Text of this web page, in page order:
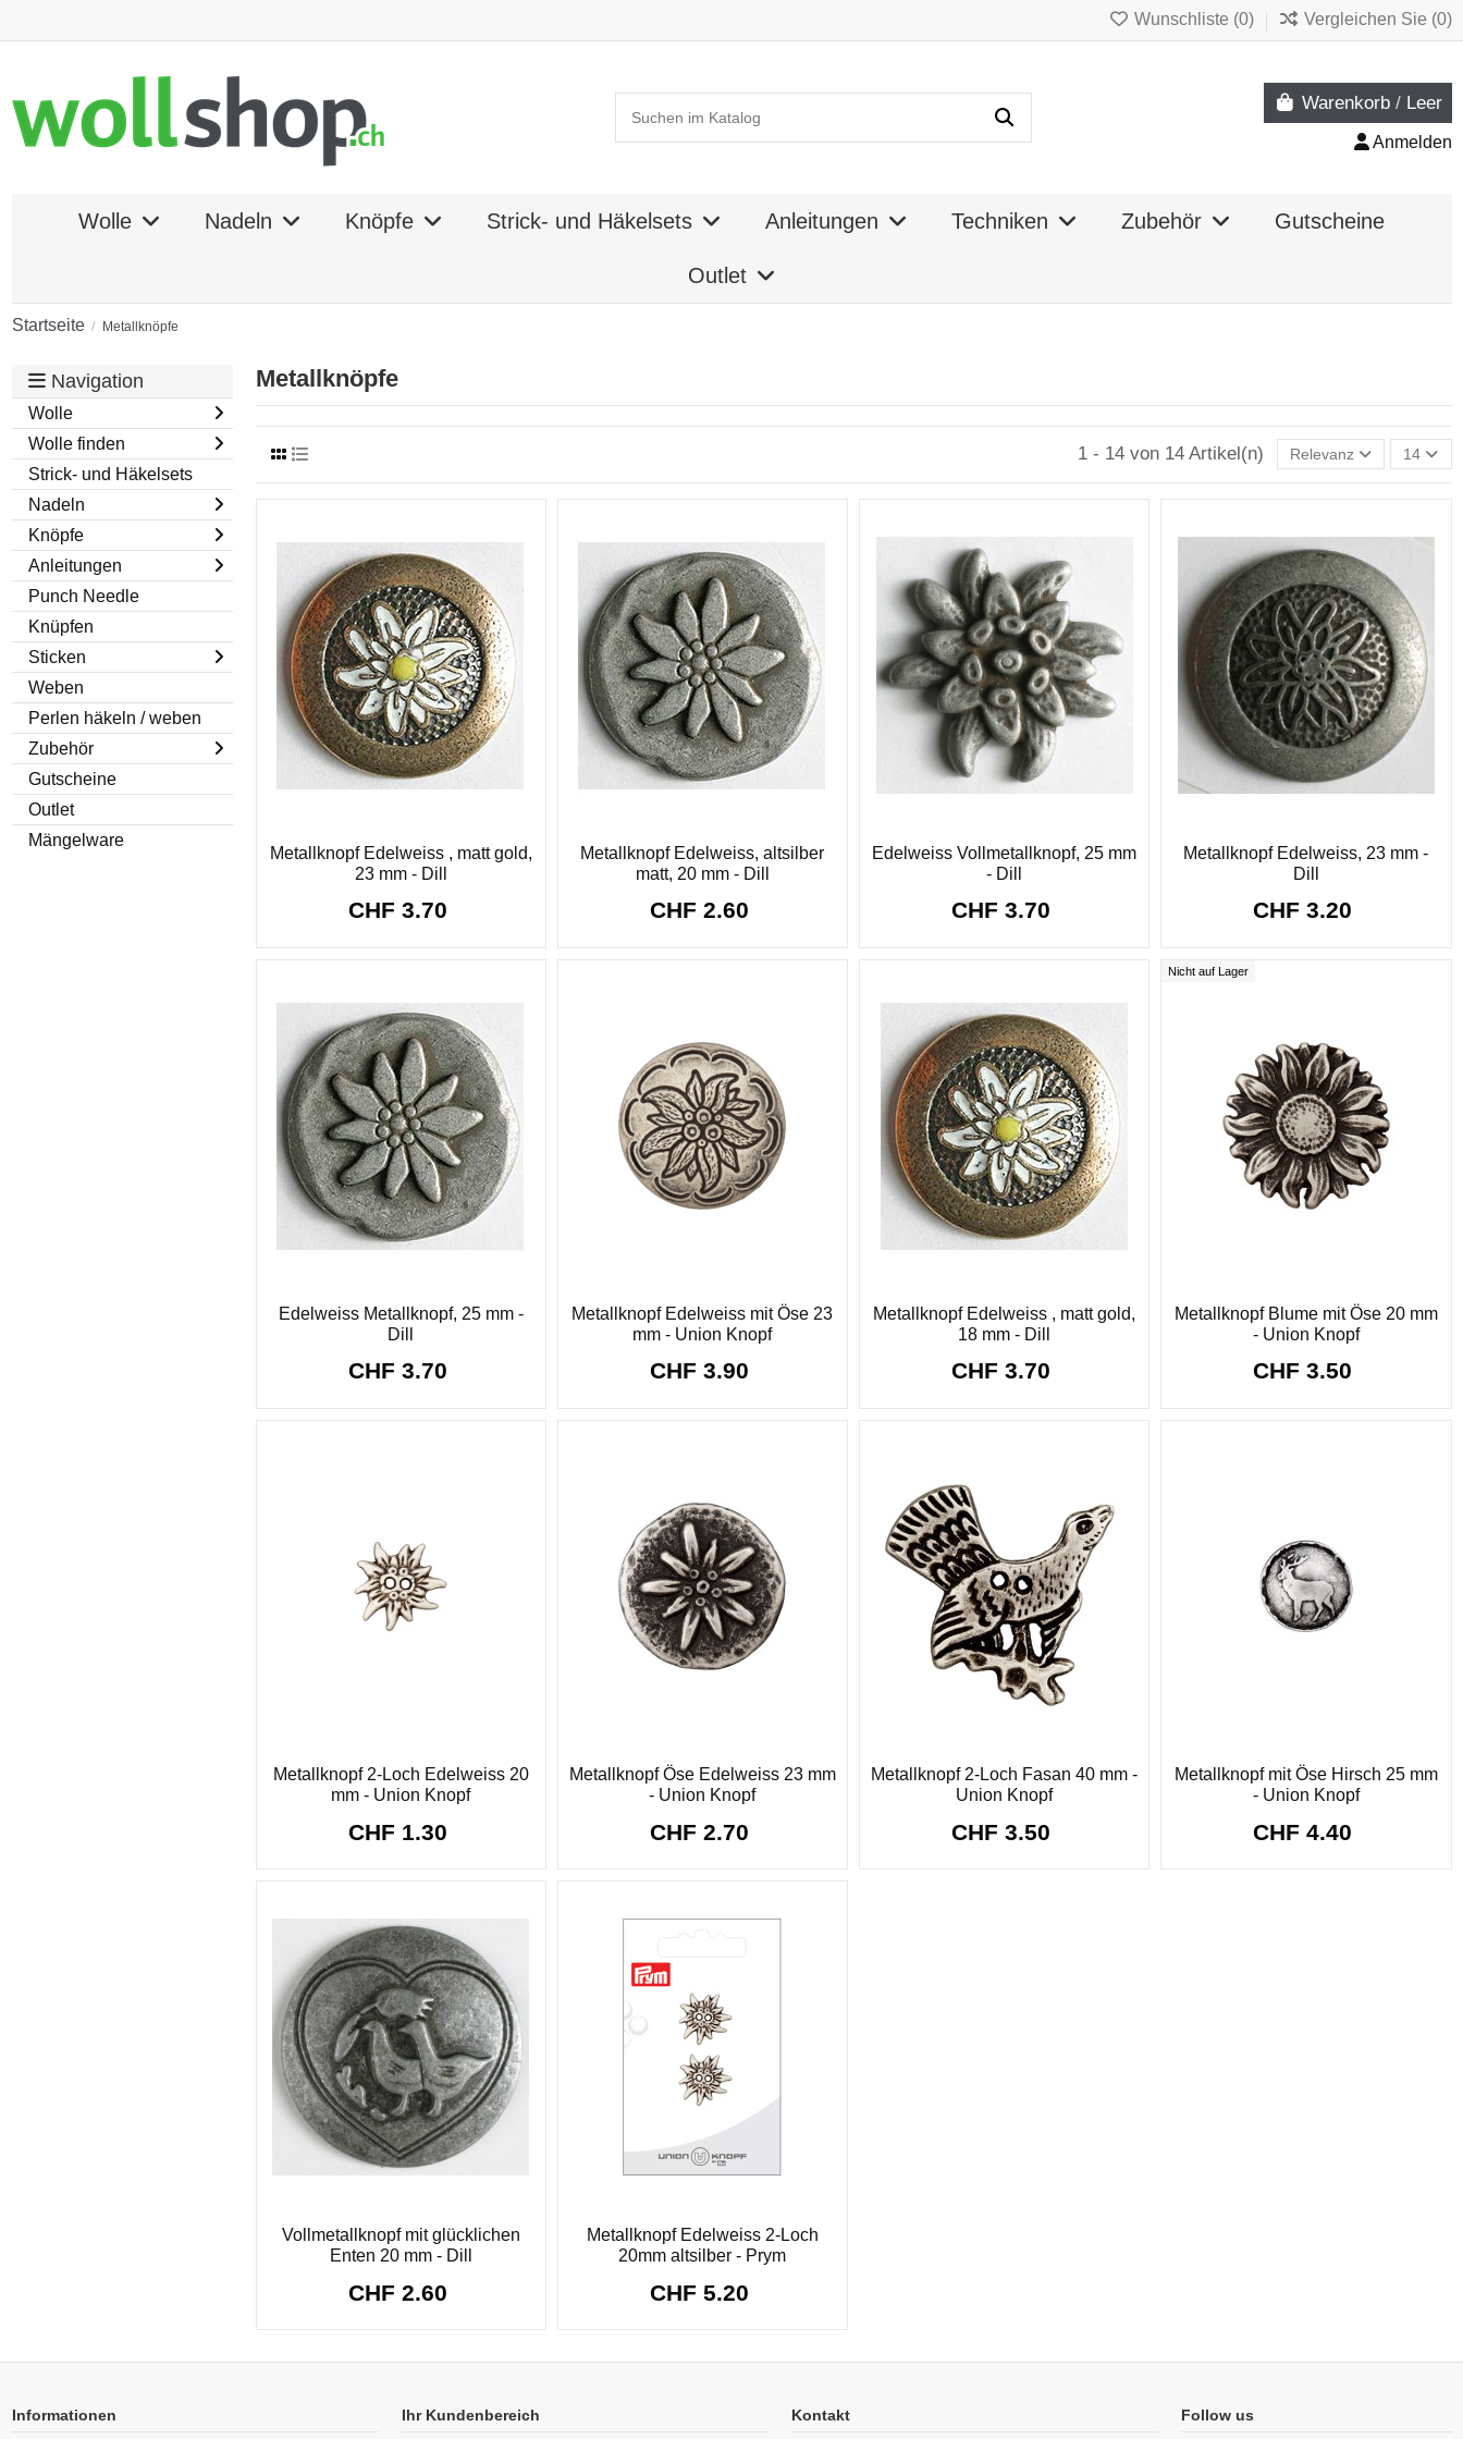
Wunschliste (0) Vergleichen Sie (0)
Warenkorb / Leer
Anmelden
Wolle Nadeln Knöpfe Strick- und Häkelsets Anleitungen Techniken Zubehör Gutscheine
Outlet
Startseite Metallknöpfe
Metallknöpfe
1 - 14 von 14 Artikel(n) Relevanz 14
Metallknopf Edelweiss , matt gold,
23 mm - Dill
CHF 3.70
Metallknopf Edelweiss, altsilber
matt, 20 mm - Dill
CHF 2.60
Edelweiss Vollmetallknopf, 25 mm
- Dill
CHF 3.70
Metallknopf Edelweiss, 23 mm -
Dill
CHF 3.20
Edelweiss Metallknopf, 25 mm -
Dill
CHF 3.70
Metallknopf Edelweiss mit Öse 23
mm - Union Knopf
CHF 3.90
Metallknopf Edelweiss , matt gold,
18 mm - Dill
CHF 3.70
Nicht auf Lager
Metallknopf Blume mit Öse 20 mm
- Union Knopf
CHF 3.50
Metallknopf 2-Loch Edelweiss 20
mm - Union Knopf
CHF 1.30
Metallknopf Öse Edelweiss 23 mm
- Union Knopf
CHF 2.70
Metallknopf 2-Loch Fasan 40 mm -
Union Knopf
CHF 3.50
Metallknopf mit Öse Hirsch 25 mm
- Union Knopf
CHF 4.40
Vollmetallknopf mit glücklichen
Enten 20 mm - Dill
CHF 2.60
Metallknopf Edelweiss 2-Loch
20mm altsilber - Prym
CHF 5.20
Navigation
Wolle
Wolle finden
Strick- und Häkelsets
Nadeln
Knöpfe
Anleitungen
Punch Needle
Knüpfen
Sticken
Weben
Perlen häkeln / weben
Zubehör
Gutscheine
Outlet
Mängelware
Informationen Ihr Kundenbereich Kontakt Follow us